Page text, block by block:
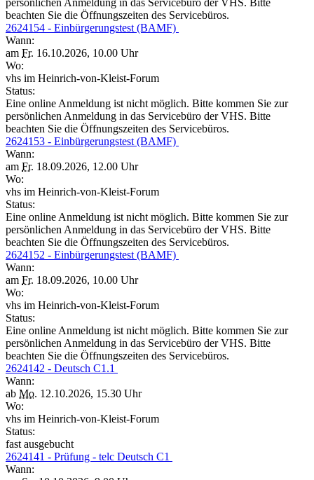
persönlichen Anmeldung in das Servicebüro der VHS. Bitte
beachten Sie die Öffnungszeiten des Servicebüros.
2624154 - Einbürgerungstest (BAMF)
Wann:
am Fr. 16.10.2026, 10.00 Uhr
Wo:
vhs im Heinrich-von-Kleist-Forum
Status:
Eine online Anmeldung ist nicht möglich. Bitte kommen Sie zur
persönlichen Anmeldung in das Servicebüro der VHS. Bitte
beachten Sie die Öffnungszeiten des Servicebüros.
2624153 - Einbürgerungstest (BAMF)
Wann:
am Fr. 18.09.2026, 12.00 Uhr
Wo:
vhs im Heinrich-von-Kleist-Forum
Status:
Eine online Anmeldung ist nicht möglich. Bitte kommen Sie zur
persönlichen Anmeldung in das Servicebüro der VHS. Bitte
beachten Sie die Öffnungszeiten des Servicebüros.
2624152 - Einbürgerungstest (BAMF)
Wann:
am Fr. 18.09.2026, 10.00 Uhr
Wo:
vhs im Heinrich-von-Kleist-Forum
Status:
Eine online Anmeldung ist nicht möglich. Bitte kommen Sie zur
persönlichen Anmeldung in das Servicebüro der VHS. Bitte
beachten Sie die Öffnungszeiten des Servicebüros.
2624142 - Deutsch C1.1
Wann:
ab Mo. 12.10.2026, 15.30 Uhr
Wo:
vhs im Heinrich-von-Kleist-Forum
Status:
fast ausgebucht
2624141 - Prüfung - telc Deutsch C1
Wann: